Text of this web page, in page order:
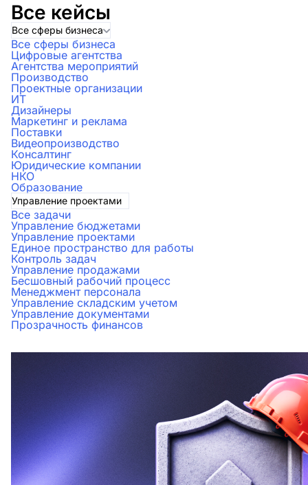
Все кейсы
Все сферы бизнеса
Все сферы бизнеса
Цифровые агентства
Агентства мероприятий
Производство
Проектные организации
ИТ
Дизайнеры
Маркетинг и реклама
Поставки
Видеопроизводство
Консалтинг
Юридические компании
НКО
Образование
Управление проектами
Все задачи
Управление бюджетами
Управление проектами
Единое пространство для работы
Контроль задач
Управление продажами
Бесшовный рабочий процесс
Менеджмент персонала
Управление складским учетом
Управление документами
Прозрачность финансов